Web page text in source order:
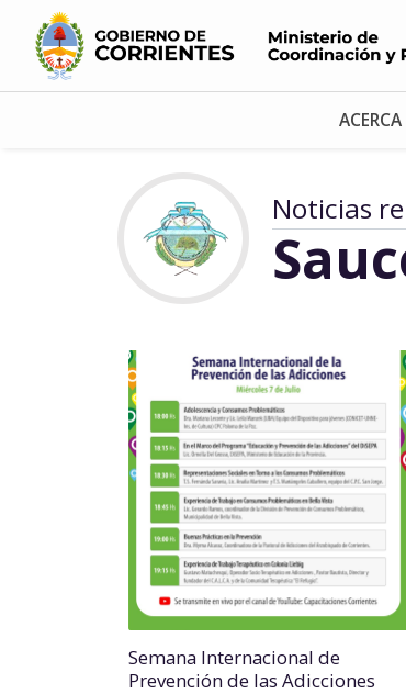
Noticias
Semana Internacional de
Prevención de las Adicciones